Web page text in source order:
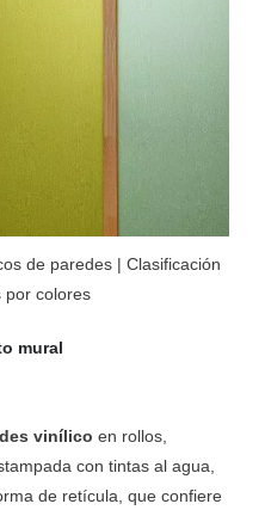
de paredes | Clasificación
por colores
mural
vinílico en rollos,
con tintas al agua,
de retícula, que confiere